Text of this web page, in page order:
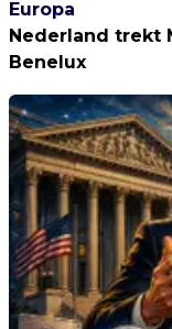
Europa
Nederland trekt
Benelux